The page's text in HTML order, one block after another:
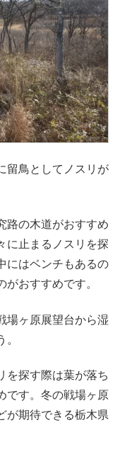
留鳥としてノスリが
路の木道がおすすめ
に止まるノスリを探
にはベンチもあるの
おすすめです。
場ヶ原展望台から湿
を探す際は葉が落ち
です。冬の戦場ヶ原
が期待できる栃木県